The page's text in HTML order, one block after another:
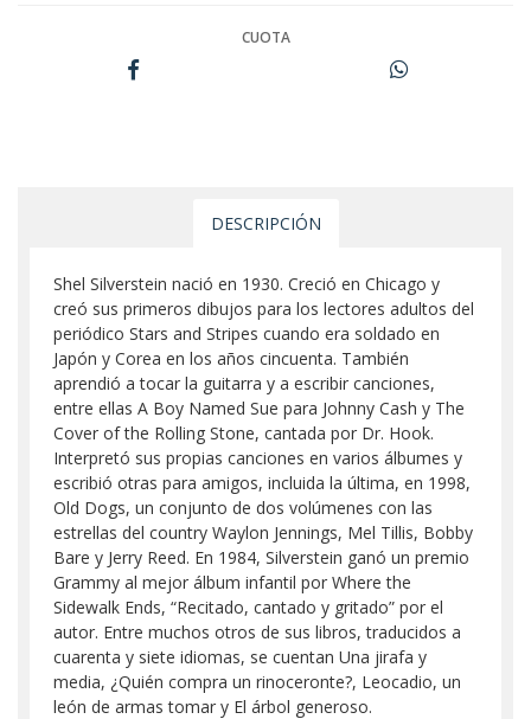
CUOTA
DESCRIPCIÓN
Shel Silverstein nació en 1930. Creció en Chicago y
creó sus primeros dibujos para los lectores adultos del
periódico Stars and Stripes cuando era soldado en
Japón y Corea en los años cincuenta. También
aprendió a tocar la guitarra y a escribir canciones,
entre ellas A Boy Named Sue para Johnny Cash y The
Cover of the Rolling Stone, cantada por Dr. Hook.
Interpretó sus propias canciones en varios álbumes y
escribió otras para amigos, incluida la última, en 1998,
Old Dogs, un conjunto de dos volúmenes con las
estrellas del country Waylon Jennings, Mel Tillis, Bobby
Bare y Jerry Reed. En 1984, Silverstein ganó un premio
Grammy al mejor álbum infantil por Where the
Sidewalk Ends, “Recitado, cantado y gritado” por el
autor. Entre muchos otros de sus libros, traducidos a
cuarenta y siete idiomas, se cuentan Una jirafa y
media, ¿Quién compra un rinoceronte?, Leocadio, un
león de armas tomar y El árbol generoso.